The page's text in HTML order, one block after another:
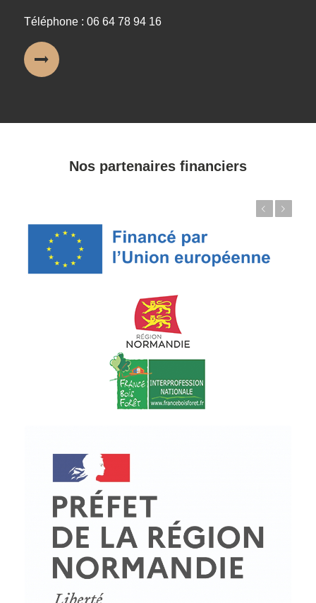
Téléphone : 06 64 78 94 16
Nos partenaires financiers
© Copyright - ProfessionsBois | Conception et réalisation :
Actualités
Mentions légales
Politique de confidentialité